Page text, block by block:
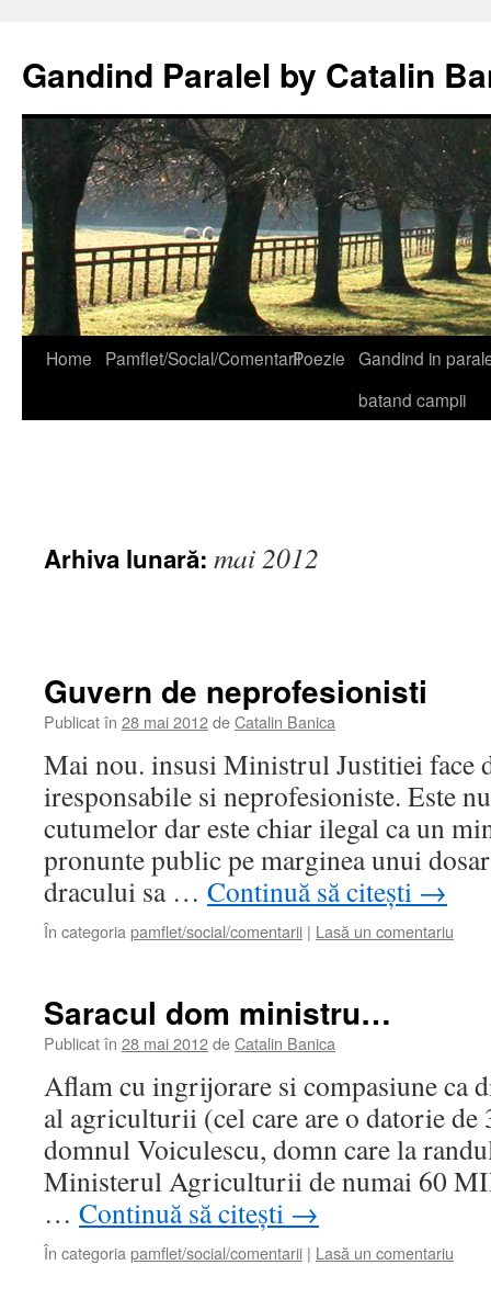
Gandind Paralel by Catalin
Sari
Home Pamflet/Social/ComentariiPoezie Gandind in
batand campii
Arhiva lunară: mai 2012
Guvern de neprofesionisti
Publicat în 28 mai 2012deCatalin Banica
Mai nou. insusi Ministrul Justitiei face
iresponsabile si neprofesioniste. Este
cutumelor dar este chiar ilegal ca un
pronunte public pe marginea unui
dracului sa … Continuă să citești →
În categoria pamflet/social/comentarii | Lasă un comentariu
Saracul dom ministru…
Publicat în 28 mai 2012deCatalin Banica
Aflam cu ingrijorare si compasiune ca
al agriculturii (cel care are o datorie de
domnul Voiculescu, domn care la
Ministerul Agriculturii de numai 60
… Continuă să citești →
În categoria pamflet/social/comentarii | Lasă un comentariu